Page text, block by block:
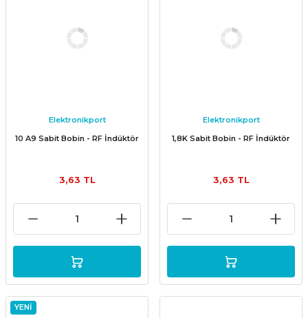
Elektronikport
10 A9 Sabit Bobin - RF İndüktör
3,63 TL
Elektronikport
1,8K Sabit Bobin - RF İndüktör
3,63 TL
YENİ